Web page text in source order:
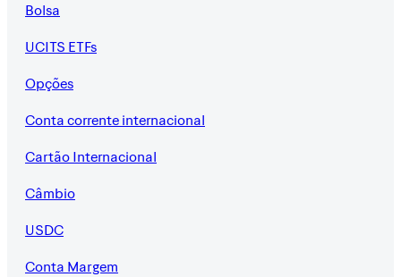
Bolsa
UCITS ETFs
Opções
Conta corrente internacional
Cartão Internacional
Câmbio
USDC
Conta Margem